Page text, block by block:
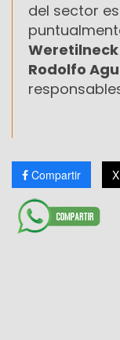
del sector
Weretilneck
Rodolfo
Compartir